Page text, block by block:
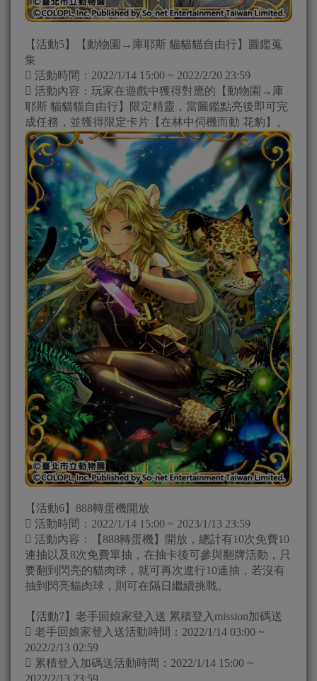
【活動5】【動物園→庫耶斯 貓貓貓自由行】圖鑑蒐
集
 活動時間：2022/1/14 15:00 ~ 2022/2/20 23:59
 活動內容：玩家在遊戲中獲得對應的【動物園→庫
耶斯 貓貓貓自由行】限定精靈，當圖鑑點亮後即可完
成任務，並獲得限定卡片【在林中伺機而動 花豹】。
【活動6】888轉蛋機開放
 活動時間：2022/1/14 15:00 ~ 2023/1/13 23:59
 活動內容：【888轉蛋機】開放，總計有10次免費10
連抽以及8次免費單抽，在抽卡後可參與翻牌活動，只
要翻到閃亮的貓肉球，就可再次進行10連抽，若沒有
抽到閃亮貓肉球，則可在隔日繼續挑戰。
【活動7】老手回娘家登入送 累積登入mission加碼送
 老手回娘家登入送活動時間：2022/1/14 03:00 ~
2022/2/13 02:59
 累積登入加碼送活動時間：2022/1/14 15:00 ~